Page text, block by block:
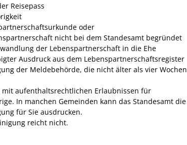
Reisepass
oder
nicht bei dem Standesamt begründet
der Lebenspartnerschaft in die Ehe
Ausdruck aus dem Lebenspartnerschaftsregister
der Meldebehörde, die nicht älter als vier Wochen
mit aufenthaltsrechtlichen Erlaubnissen für
In manchen Gemeinden kann das Standesamt die
für Sie ausdrucken.
reicht nicht.